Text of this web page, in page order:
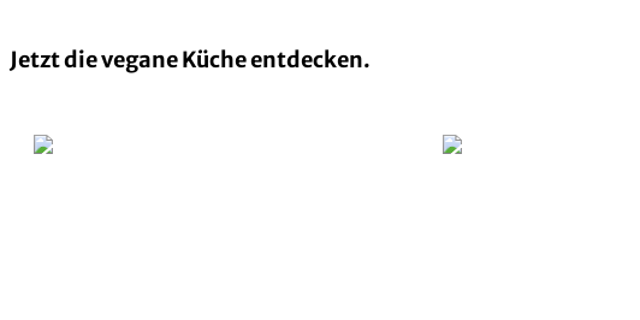
Jetzt die vegane Küche entdecken.